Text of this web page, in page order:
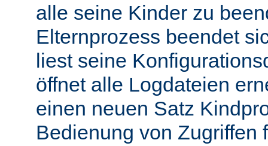
alle seine Kinder zu
Elternprozess beendet
liest seine
öffnet alle Logdateien
einen neuen Satz
Bedienung von Zugriffen